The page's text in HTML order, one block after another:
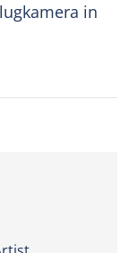
in